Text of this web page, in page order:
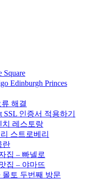
Square
Edinburgh Princes
해결
SSL 인증서 적용하기
치 레스토랑
스트로베리
란
집 – 빠넬로
집 – 야마뜨
토 두번째 방문